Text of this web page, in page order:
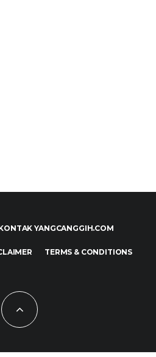
YANGCANGGIH.COM
TERMS & CONDITIONS